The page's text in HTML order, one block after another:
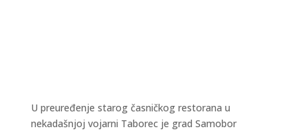
U preuređenje starog časničkog restorana u
nekadašnjoj vojarni Taborec je grad Samobor